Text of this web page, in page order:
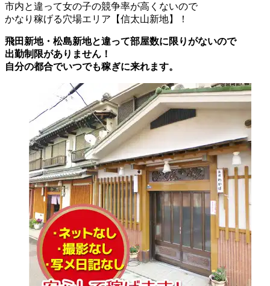
市内と違って女の子の競争率が高くないので
かなり稼げる穴場エリア【信太山新地】！
飛田新地・松島新地と違って部屋数に限りがないので
出勤制限がありません！
自分の都合でいつでも稼ぎに来れます。